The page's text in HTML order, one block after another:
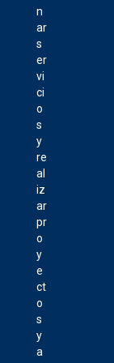
n
ar
s
er
vi
ci
o
s
y
re
al
iz
ar
pr
o
y
e
ct
o
s
y
a